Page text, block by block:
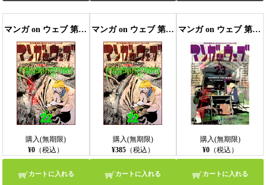
マンガ on ウェブ 第22号 無料お試し版
購入(無期限)
¥0 （税込）
カートに入れる
マンガ on ウェブ 第22号
購入(無期限)
¥385（税込）
カートに入れる
マンガ on ウェブ 第23号 無料お試し版
購入(無期限)
¥0（税込）
カートに入れる